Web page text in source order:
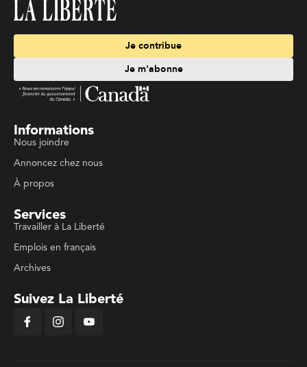
Je contribue
Je m'abonne
Informations
Nous joindre
Annoncez chez nous
À propos
Services
Travailler à La Liberté
Emplois en français
Archives
Suivez La Liberté